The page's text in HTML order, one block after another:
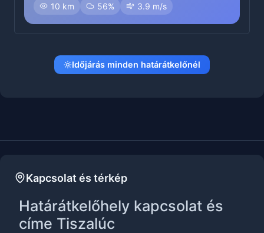
10 km 56% 3.9 m/s
Időjárás minden határátkelőnél
Kapcsolat és térkép
Határátkelőhely kapcsolat és
címe Tiszalúc